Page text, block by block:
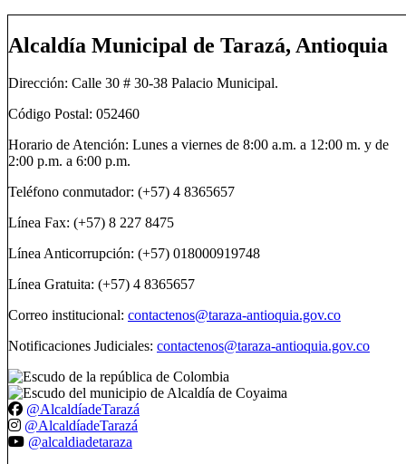
Alcaldía Municipal de Tarazá, Antioquia
Dirección: Calle 30 # 30-38 Palacio Municipal.
Código Postal: 052460
Horario de Atención: Lunes a viernes de 8:00 a.m. a 12:00 m. y de
2:00 p.m. a 6:00 p.m.
Teléfono conmutador: (+57) 4 8365657
Línea Fax: (+57) 8 227 8475
Línea Anticorrupción: (+57) 018000919748
Línea Gratuita: (+57) 4 8365657
Correo institucional: contactenos@taraza-antioquia.gov.co
Notificaciones Judiciales: contactenos@taraza-antioquia.gov.co
@AlcaldíadeTarazá
@AlcaldíadeTarazá
@alcaldiadetaraza